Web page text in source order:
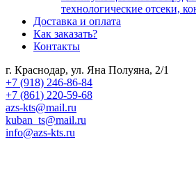
технологические отсеки,
Доставка и оплата
Как заказать?
Контакты
г. Краснодар, ул. Яна Полуяна, 2/1
+7 (918) 246-86-84
+7 (861) 220-59-68
azs-kts@mail.ru
kuban_ts@mail.ru
info@azs-kts.ru